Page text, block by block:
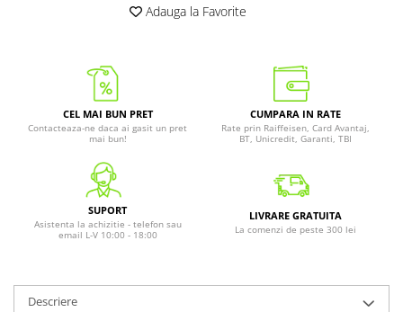
Adauga la Favorite
CEL MAI BUN PRET
Contacteaza-ne daca ai gasit un pret
mai bun!
CUMPARA IN RATE
Rate prin Raiffeisen, Card Avantaj,
BT, Unicredit, Garanti, TBI
SUPORT
Asistenta la achizitie - telefon sau
email L-V 10:00 - 18:00
LIVRARE GRATUITA
La comenzi de peste 300 lei
Descriere